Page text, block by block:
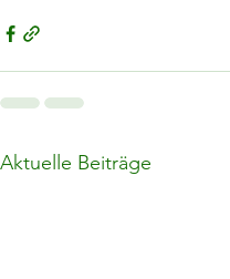
Aktuelle Beiträge